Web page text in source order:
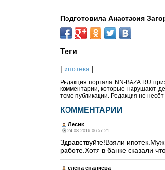
Подготовила Анастасия
Теги
| ипотека |
Редакция портала NN-BAZA.RU
комментарии, которые нарушают
теме публикации. Редакция не
КОММЕНТАРИИ
Лесик
24.08.2016 06.57.21
Здравствуйте!Взяли
работе.Хотя в банке сказали
елена еналиева